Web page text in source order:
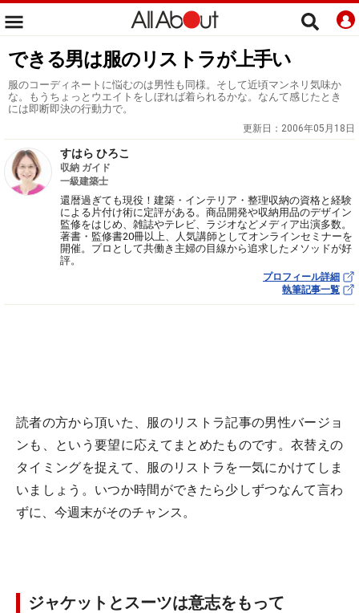
できる男は服のリストラが上手い
服のコーディネートに悩むのは男性も同様。そして近頃マンネリ気味か
な。もうちょっとウエイトをしぼれば着られるかな。なんて感じたとき
には即断即決の行動力で。
更新日： 2006年05月18日
すはら ひろこ
収納 ガイド
一級建築士
還暦過ぎても現役！建築・インテリア・整理収納の資格と経験
による片付け術に定評がある。商品開発や収納用品のデザイン
監修をはじめ、雑誌やテレビ、ラジオなどメディア出演多数。
著書・監修書20冊以上、人気講師としてオンラインセミナーを
開催。プロとして共働き主婦の目線から追求したメソッドが好
評。
プロフィール詳細
執筆記事一覧
読者の方から頂いた、服のリストラ記事の男性バージョ
ンも、という要望に応えてまとめたものです。衣替えの
タイミングを捉えて、服のリストラを一気にかけてしま
いましょう。いつか時間ができたら少しずつなんて言わ
ずに、今週末がそのチャンス。
ジャケットとスーツは意志をもって